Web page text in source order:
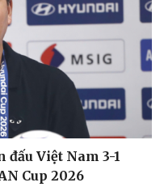
đấu Việt Nam 3-1
Cup 2026